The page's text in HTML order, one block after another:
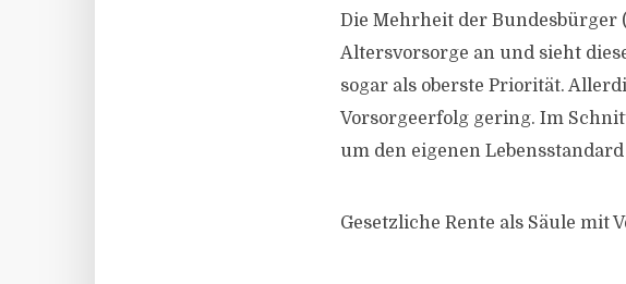
Die Mehrheit der
Altersvorsorge an und sieht
sogar als oberste Priorität.
Vorsorgeerfolg gering. Im
um den eigenen
Gesetzliche Rente als Säule mit